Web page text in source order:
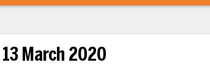
13 March 2020